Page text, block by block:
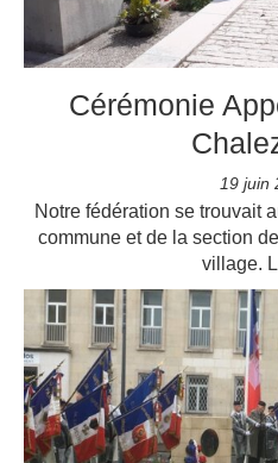
Cérémonie
19 juin
Notre fédération se trouvait
commune et de la section
village.